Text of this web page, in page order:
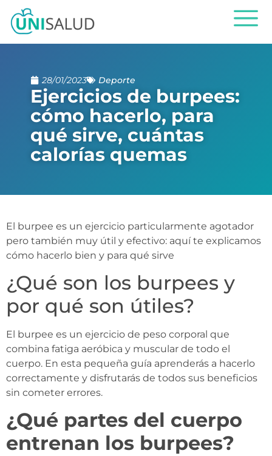
28/01/2023 Deporte
Ejercicios de burpees:
cómo hacerlo, para
qué sirve, cuántas
calorías quemas
El burpee es un ejercicio particularmente agotador
pero también muy útil y efectivo: aquí te explicamos
cómo hacerlo bien y para qué sirve
¿Qué son los burpees y
por qué son útiles?
El burpee es un ejercicio de peso corporal que
combina fatiga aeróbica y muscular de todo el
cuerpo. En esta pequeña guía aprenderás a hacerlo
correctamente y disfrutarás de todos sus beneficios
sin cometer errores.
¿Qué partes del cuerpo
entrenan los burpees?